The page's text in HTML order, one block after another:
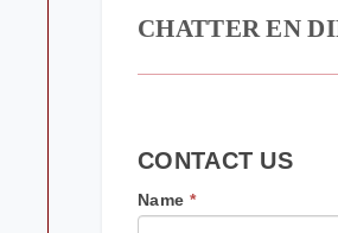
CHATTER EN
CONTACT US
If
you
Name *